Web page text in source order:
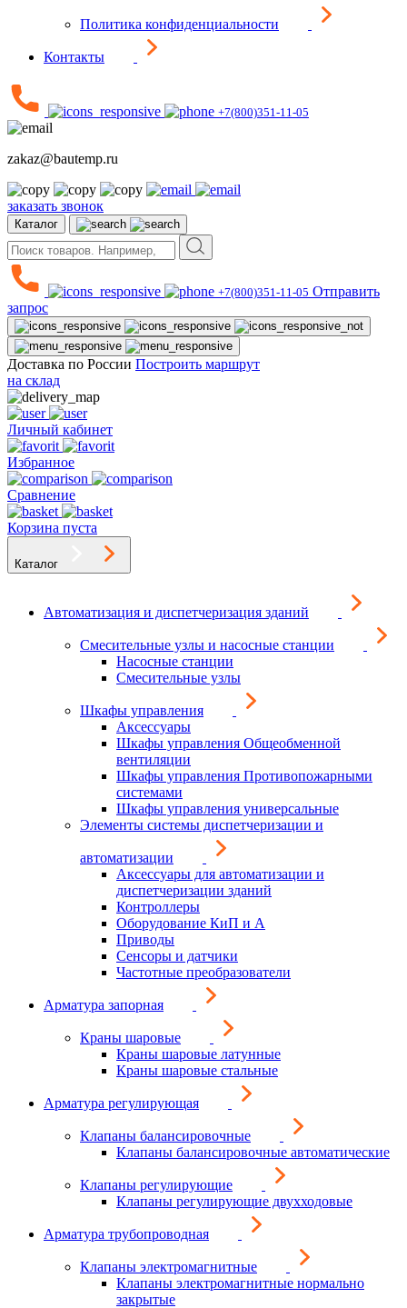
Политика конфиденциальности
Контакты
+7(800)351-11-05
zakaz@bautemp.ru
заказать звонок
Каталог
+7(800)351-11-05 Отправить
запрос
Доставка по России Построить маршрут
на склад
Личный кабинет
Избранное
Сравнение
Корзина пуста
Каталог
Автоматизация и диспетчеризация зданий
Смесительные узлы и насосные станции
Насосные станции
Смесительные узлы
Шкафы управления
Аксессуары
Шкафы управления Общеобменной
вентиляции
Шкафы управления Противопожарными
системами
Шкафы управления универсальные
Элементы системы диспетчеризации и
автоматизации
Аксессуары для автоматизации и
диспетчеризации зданий
Контроллеры
Оборудование КиП и А
Приводы
Сенсоры и датчики
Частотные преобразователи
Арматура запорная
Краны шаровые
Краны шаровые латунные
Краны шаровые стальные
Арматура регулирующая
Клапаны балансировочные
Клапаны балансировочные автоматические
Клапаны регулирующие
Клапаны регулирующие двухходовые
Арматура трубопроводная
Клапаны электромагнитные
Клапаны электромагнитные нормально
закрытые